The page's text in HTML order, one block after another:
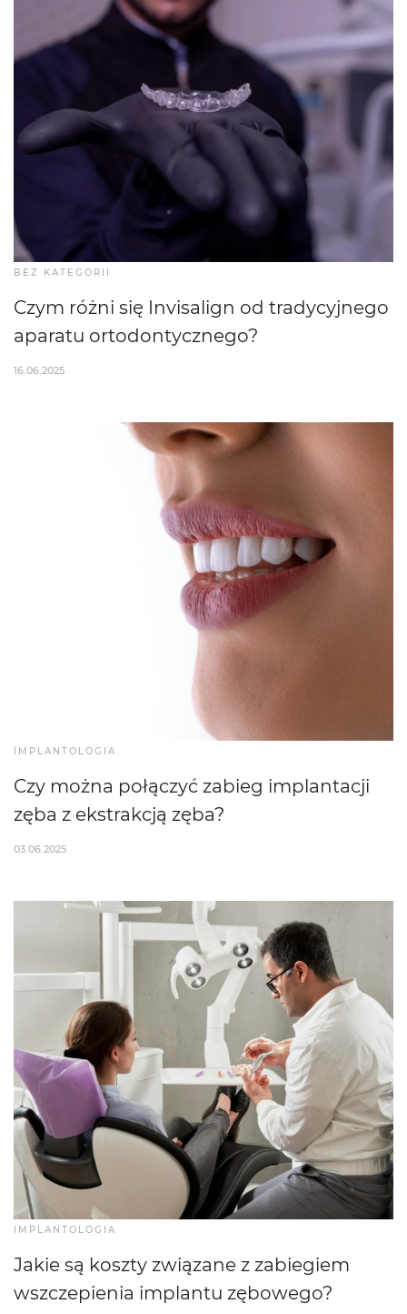
BEZ KATEGORII
Czym różni się Invisalign od tradycyjnego
aparatu ortodontycznego?
16.06.2025
IMPLANTOLOGIA
Czy można połączyć zabieg implantacji
zęba z ekstrakcją zęba?
03.06.2025
IMPLANTOLOGIA
Jakie są koszty związane z zabiegiem
wszczepienia implantu zębowego?